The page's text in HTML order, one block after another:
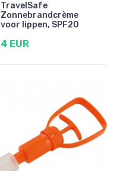
TravelSafe
Zonnebrandcrème
voor lippen, SPF20
4 EUR